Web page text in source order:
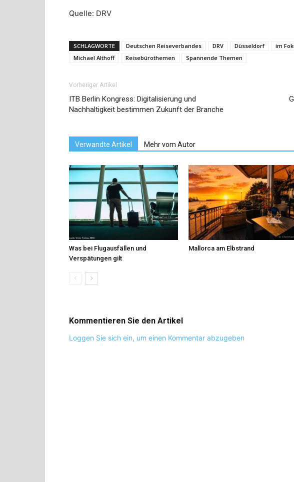
Quelle: DRV
SCHLAGWORTE Deutschen Reiseverbandes DRV Düsseldorf im
Michael Althoff
Reisebürothemen Spannende Themen
Vorheriger Artikel
ITB Berlin Kongress: Digitalisierung und
Nachhaltigkeit bestimmen Zukunft der Branche
Verwandte Artikel Mehr vom Autor
Was bei Flugausfällen und
Verspätungen gilt
Mallorca am Elbstrand
Kommentieren Sie den Artikel
Loggen Sie sich ein, um einen Kommentar abzugeben